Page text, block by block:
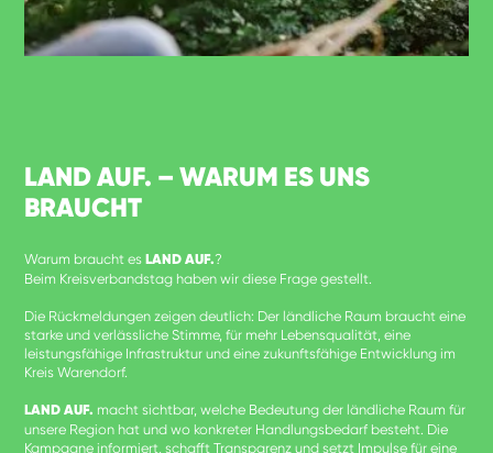
LAND AUF. – WARUM ES UNS
BRAUCHT
Warum braucht esLAND AUF.?
Beim Kreisverbandstag haben wir diese Frage gestellt.
Die Rückmeldungen zeigen deutlich: Der ländliche Raum braucht eine
starke und verlässliche Stimme, für mehr Lebensqualität, eine
leistungsfähige Infrastruktur und eine zukunftsfähige Entwicklung im
Kreis Warendorf.
LAND AUF. macht sichtbar, welche Bedeutung der ländliche Raum für
unsere Region hat und wo konkreter Handlungsbedarf besteht. Die
Kampagne informiert, schafft Transparenz und setzt Impulse für eine